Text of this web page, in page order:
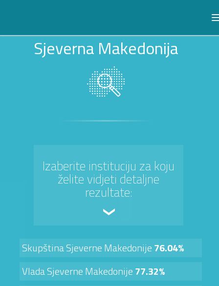
Sjeverna Makedonija
Izaberite instituciju za koju
želite vidjeti detaljne
rezultate:
Skupština Sjeverne Makedonije76.04%
Vlada Sjeverne Makedonije77.32%